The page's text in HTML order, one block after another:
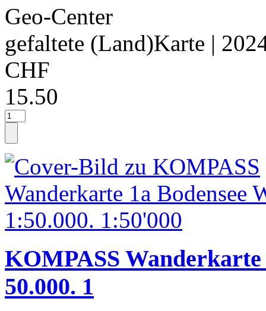
Geo-Center
gefaltete (Land)Karte |
CHF
15.50
KOMPASS Wanderkarte
50.000. 1